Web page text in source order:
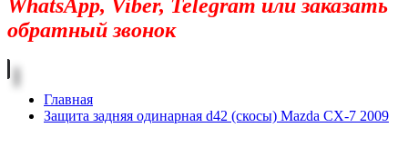
WhatsApp, Viber, Telegram или заказать
обратный звонок
Главная
Защита задняя одинарная d42 (скосы) Mazda CX-7 2009